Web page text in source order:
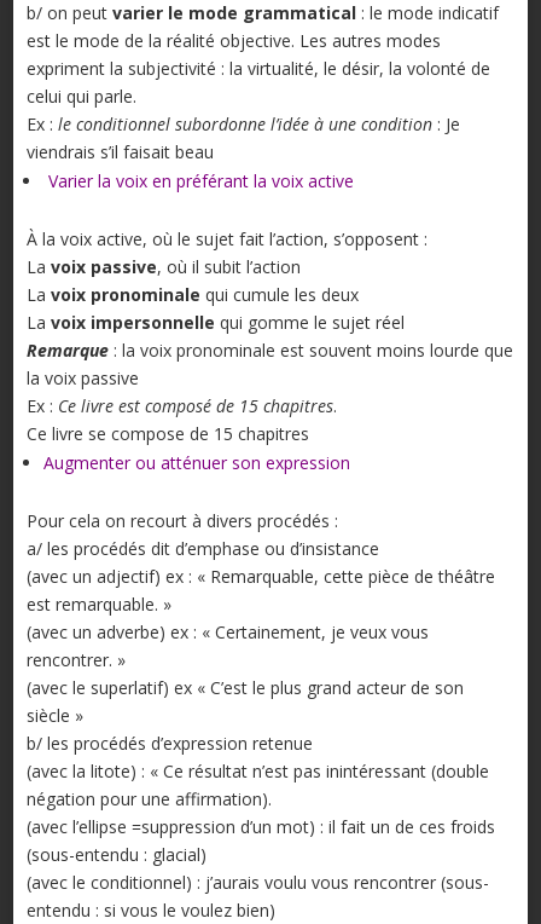
b/ on peut varier le mode grammatical: le mode indicatif
est le mode de la réalité objective. Les autres modes
expriment la subjectivité : la virtualité, le désir, la volonté de
celui qui parle.
Ex : le conditionnel subordonne l’idée à une condition: Je
viendrais s’il faisait beau
Varier la voix en préférant la voix active
À la voix active, où le sujet fait l’action, s’opposent :
La voix passive, où il subit l’action
La voix pronominale qui cumule les deux
La voix impersonnelle qui gomme le sujet réel
Remarque: la voix pronominale est souvent moins lourde que
la voix passive
Ex : Ce livre est composé de 15 chapitres.
Ce livre se compose de 15 chapitres
Augmenter ou atténuer son expression
Pour cela on recourt à divers procédés :
a/ les procédés dit d’emphase ou d’insistance
(avec un adjectif) ex : « Remarquable, cette pièce de théâtre
est remarquable. »
(avec un adverbe) ex : « Certainement, je veux vous
rencontrer. »
(avec le superlatif) ex « C’est le plus grand acteur de son
siècle »
b/ les procédés d’expression retenue
(avec la litote) : « Ce résultat n’est pas inintéressant (double
négation pour une affirmation).
(avec l’ellipse =suppression d’un mot) : il fait un de ces froids
(sous-entendu : glacial)
(avec le conditionnel) : j’aurais voulu vous rencontrer (sous-
entendu : si vous le voulez bien)